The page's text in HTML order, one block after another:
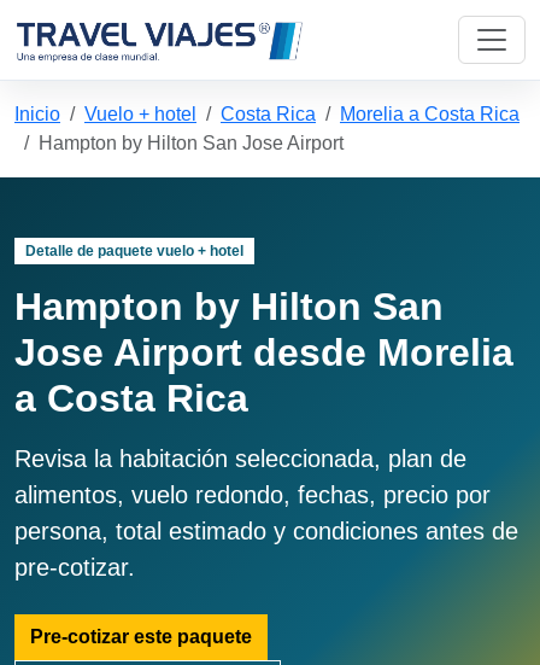
Inicio Vuelo + hotel Costa Rica
Morelia a Costa Rica
Hampton by Hilton San Jose Airport
Detalle de paquete vuelo + hotel
Hampton by Hilton San
Jose Airport desde Morelia
a Costa Rica
Revisa la habitación seleccionada, plan de
alimentos, vuelo redondo, fechas, precio por
persona, total estimado y condiciones antes de
pre-cotizar.
Pre-cotizar este paquete